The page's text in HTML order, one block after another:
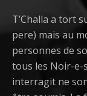
T’Challa a tort
pere) mais au
personnes de
tous les Noir-e-
interragit ne